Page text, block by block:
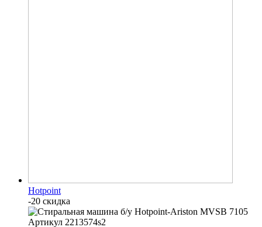
Hotpoint
-20 скидка